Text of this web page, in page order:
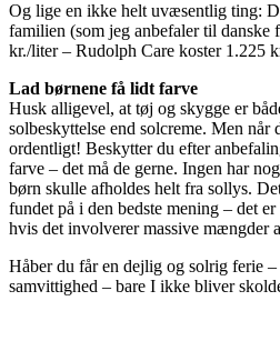
Og lige en ikke helt uvæsentlig ting:
familien (som jeg anbefaler til
kr./liter – Rudolph Care koster 1.225
Lad børnene få lidt farve
Husk alligevel, at tøj og skygge er
solbeskyttelse end solcreme. Men når
ordentligt! Beskytter du efter
farve – det må de gerne. Ingen har
børn skulle afholdes helt fra sollys.
fundet på i den bedste mening – det
hvis det involverer massive mængder
Håber du får en dejlig og solrig ferie
samvittighed – bare I ikke bliver